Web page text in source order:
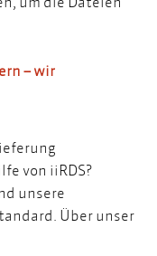
– wir
von iiRDS?
unsere
Über unser